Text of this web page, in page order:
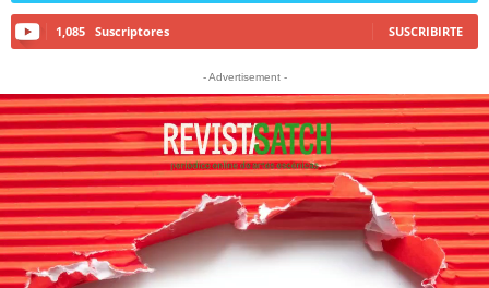
1,085 Suscriptores SUSCRIBIRTE
- Advertisement -